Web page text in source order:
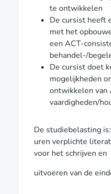
te ontwikkelen
De cursist heeft
met het
een ACT-
behandel-/
De cursist doet
mogelijkheden
ontwikkelen van
vaardigheden/
De studiebelasting
uren verplichte
voor het schrijven en
uitvoeren van de